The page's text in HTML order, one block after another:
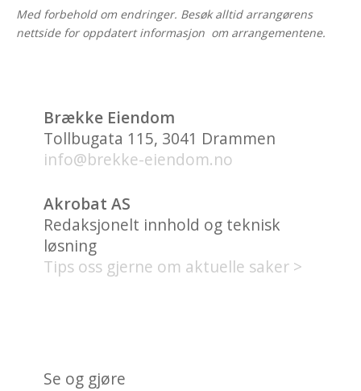
Med forbehold om endringer. Besøk alltid arrangørens
nettside for oppdatert informasjon om arrangementene.
Brække Eiendom
Tollbugata 115, 3041 Drammen
info@brekke-eiendom.no
Akrobat AS
Redaksjonelt innhold og teknisk
løsning
Tips oss gjerne om aktuelle saker >
Se og gjøre